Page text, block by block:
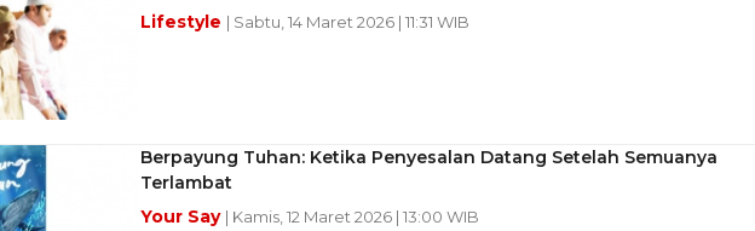
Lifestyle | Sabtu, 14 Maret 2026 | 11:31 WIB
Berpayung Tuhan: Ketika Penyesalan Datang Setelah Semuanya
Terlambat
Your Say | Kamis, 12 Maret 2026 | 13:00 WIB